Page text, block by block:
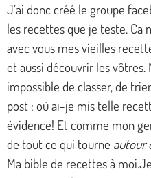
J’ai donc créé le groupe
les recettes que je teste.
avec vous mes vieilles
et aussi découvrir les
impossible de classer, de
post : où ai-je mis telle
évidence! Et comme mon
de tout ce qui tourne autour
Ma bible de recettes à